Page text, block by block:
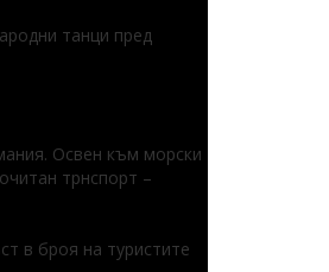
танци пред
Освен към морски
трнспорт –
в броя на туристите